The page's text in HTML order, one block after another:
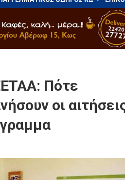
Πότε
οι